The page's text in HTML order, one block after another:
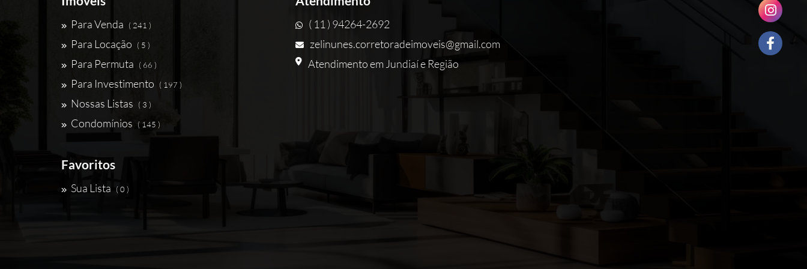
Para Venda ( 241 )
Para Locação ( 5 )
Para Permuta ( 66 )
Para Investimento ( 197 )
Nossas Listas ( 3 )
Condomínios ( 145 )
Favoritos
Sua Lista ( 0 )
( 11 ) 94264-2692
zelinunes.corretoradeimoveis@gmail.com
Atendimento em Jundiaí e Região